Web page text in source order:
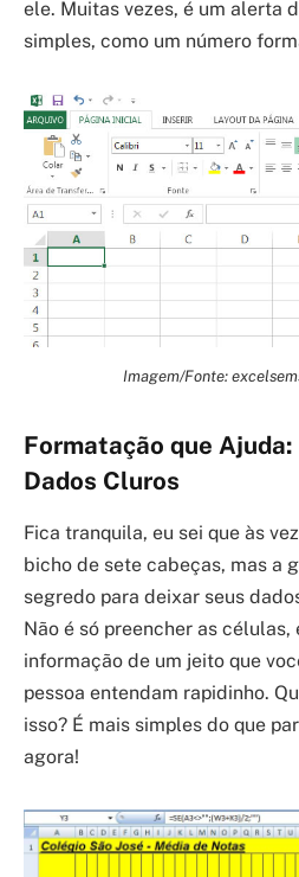
ele. Muitas vezes, é um alerta
simples, como um número
Imagem/Fonte:
Formatação que
Dados Cluros
Fica tranquila, eu sei que às
bicho de sete cabeças, mas a
segredo para deixar seus
Não é só preencher as células,
informação de um jeito que
pessoa entendam rapidinho.
isso? É mais simples do que
agora!